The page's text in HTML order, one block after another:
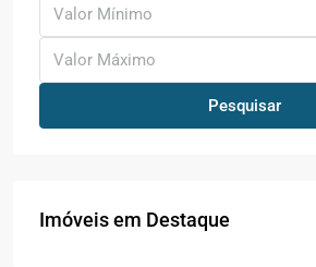
Valor Mínimo
Valor Máximo
Pesquisar
Imóveis em Destaque